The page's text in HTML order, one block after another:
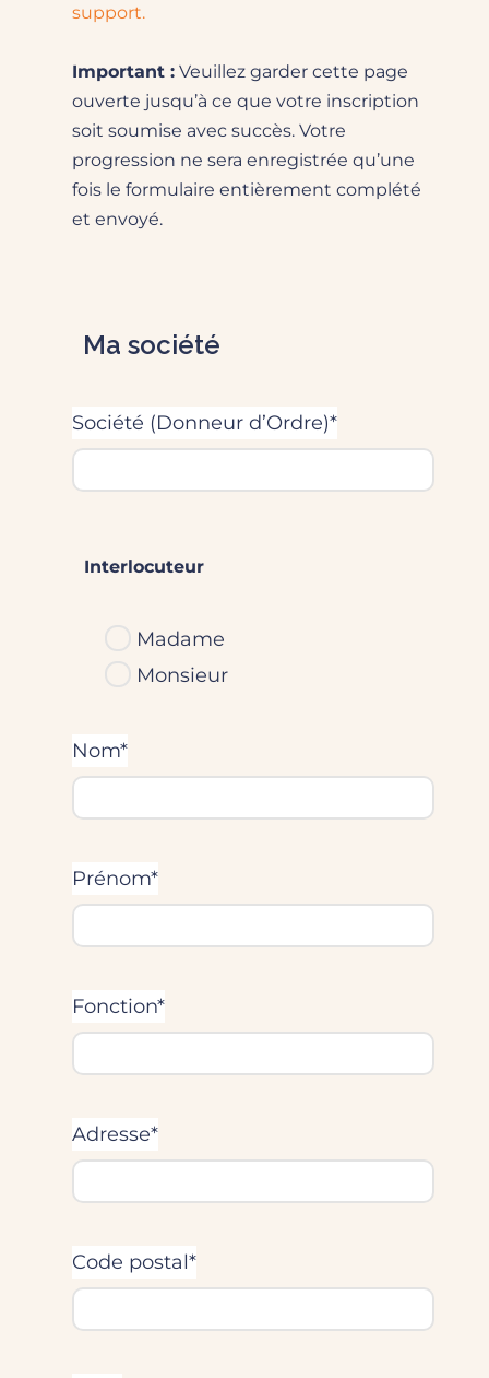
support.
Important : Veuillez garder cette page
ouverte jusqu’à ce que votre inscription
soit soumise avec succès. Votre
progression ne sera enregistrée qu’une
fois le formulaire entièrement complété
et envoyé.
Ma société
Société (Donneur d’Ordre)*
Interlocuteur
Madame
Monsieur
Nom*
Prénom*
Fonction*
Adresse*
Code postal*